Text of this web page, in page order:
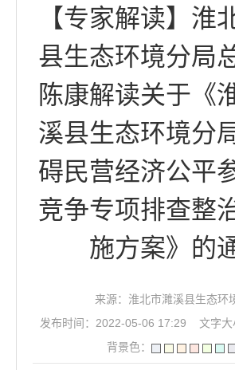
【专家解读】淮
县生态环境分局
陈康解读关于《
溪县生态环境分
碍民营经济公平
竞争专项排查整
施方案》的
来源：淮北市濉溪县生态环
发布时间：2022-05-06 17:29
文字
背景色：